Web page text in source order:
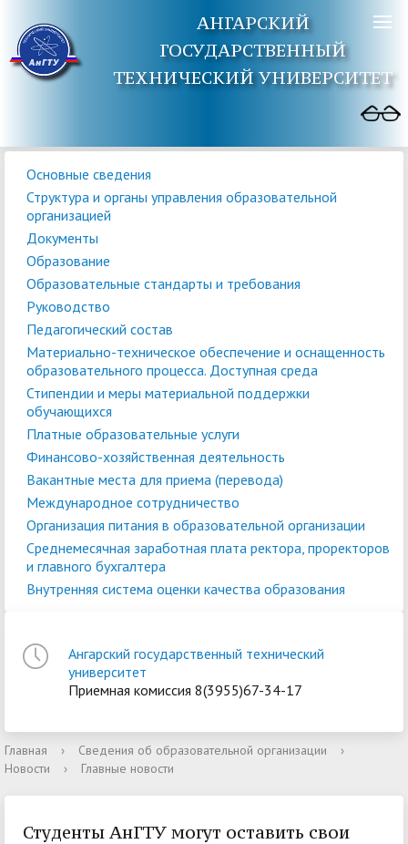
АНГАРСКИЙ
ГОСУДАРСТВЕННЫЙ
ТЕХНИЧЕСКИЙ УНИВЕРСИТЕТ
Основные сведения
Структура и органы управления образовательной
организацией
Документы
Образование
Образовательные стандарты и требования
Руководство
Педагогический состав
Материально-техническое обеспечение и оснащенность
образовательного процесса. Доступная среда
Стипендии и меры материальной поддержки
обучающихся
Платные образовательные услуги
Финансово-хозяйственная деятельность
Вакантные места для приема (перевода)
Международное сотрудничество
Организация питания в образовательной организации
Среднемесячная заработная плата ректора, проректоров
и главного бухгалтера
Внутренняя система оценки качества образования
Ангарский государственный технический
университет
Приемная комиссия 8(3955)67-34-17
Главная › Сведения об образовательной организации
›
Новости
› Главные новости
Студенты АнГТУ могут оставить свои